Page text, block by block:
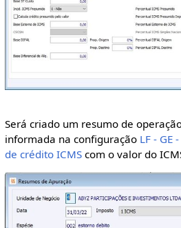
Será criado um resumo de
informada na configuração LF - GE
de crédito ICMScom o valor do